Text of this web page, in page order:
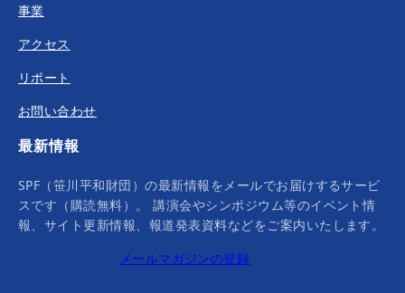
事業
アクセス
リポート
お問い合わせ
最新情報
SPF（笹川平和財団）の最新情報をメールでお届けするサービ
スです（購読無料）。 講演会やシンポジウム等のイベント情
報、サイト更新情報、報道発表資料などをご案内いたします。
メールマガジンの登録